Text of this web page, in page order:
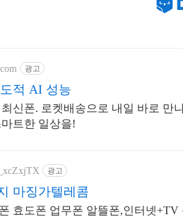
광고
적 AI 성능
신폰. 로켓배송으로 내일 바로 만
트한 일상을!
광고
마징가텔레콤
효도폰 업무폰 알뜰폰,인터넷